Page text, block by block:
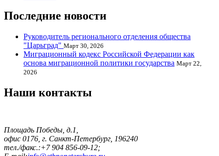
Последние новости
Руководитель регионального отделения общества
"Царьград" Март 30, 2026
Миграционный кодекс Российской Федерации как
основа миграционной политики государства Март 22,
2026
Наши контакты
Площадь Победы, д.1,
офис 0176, г. Санкт-Петербург, 196240
тел./факс.:+7 904 856-09-12;